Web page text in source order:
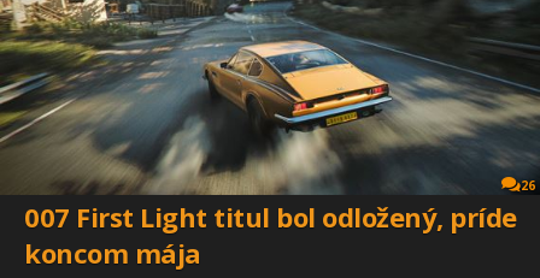
26
007 First Light titul bol odložený, príde
koncom mája